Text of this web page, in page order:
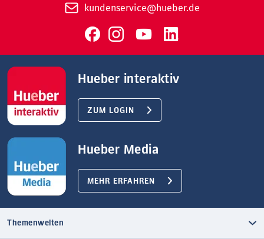
kundenservice@hueber.de
Hueber interaktiv
ZUM LOGIN
Hueber Media
MEHR ERFAHREN
Themenwelten